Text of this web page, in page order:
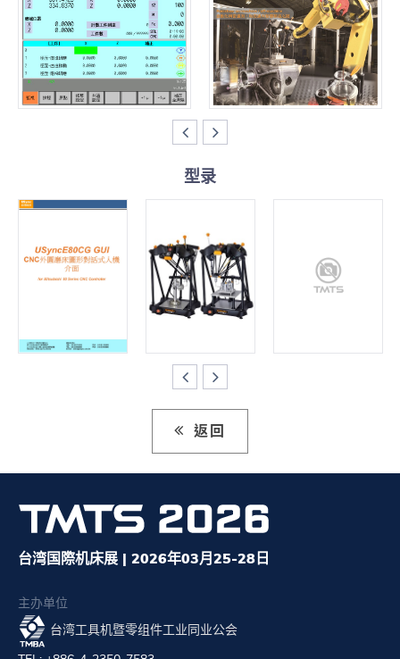
型录
返回
台湾国際机床展 | 2026年03月25-28日
主办单位
台湾工具机暨零组件工业同业公会